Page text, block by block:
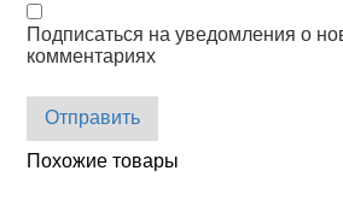
Подписаться на уведомления о
комментариях
Отправить
Похожие товары